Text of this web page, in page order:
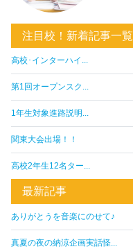
注目校！新着記事一覧
高校･インターハイ...
第1回オープンスク...
1年生対象進路説明...
関東大会出場！！
高校2年生12名ター...
最新記事
ありがとうを音楽にのせて♪
真夏の夜の納涼企画実話怪...